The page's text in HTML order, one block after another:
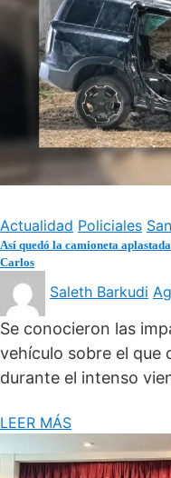
Actualidad Policiales
Así quedó la camioneta
Carlos
Saleth Barkudi
Se conocieron las
vehículo sobre el que
durante el intenso
LEER MÁS